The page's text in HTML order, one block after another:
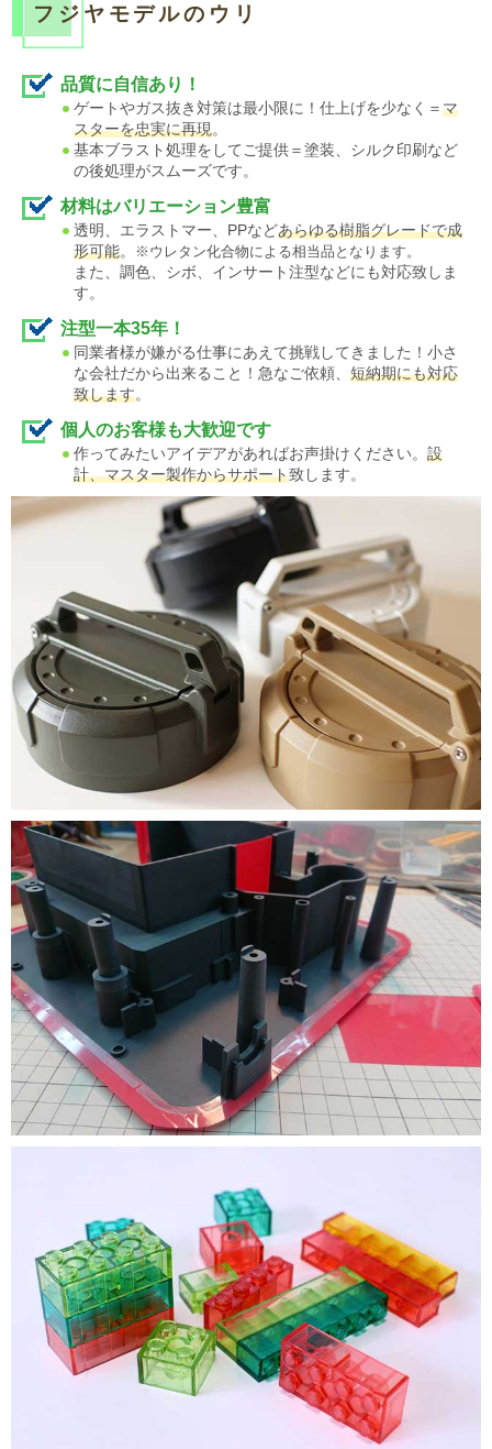
ソニック等のユニットバスを最大70％OFF。マンション・戸建ての
お風呂のリフォームは安心してご相談ください。
式としての葬儀に捉われず故人様、ご遺族様の想いに寄り添った家
族葬（31万円～）をご提案します。一日葬・直葬にも対応。365日
24時間TEL対応。
2月27日【新規掲載！】Lucefata[ルーチェファータ]（横浜
市）：シングルマザー・ひとり親向けの結婚相談所。丁寧な婚活サ
ポートで出会いから成婚まで支援します。無料相談受付中！
2月27日【新規掲載！】有限会社シンセツ（秦野市）：上下水道
設備工事や給湯器交換・水まわりリフォームを手がけ、キッチン・
浴室・トイレなど住まいの快適生活を地域密着でサポートします。
2月26日【リニューアル！】ティックコーポレーション株式会社
（台東区）：産業用ノズルVarioSprayシリーズは安定したスプレー
で非常に少量の液体を精密に、薄く、均一に噴霧。液体飛散もない
ありません。
2月26日【リニューアル！】ティックコーポレーション株式会社
（台東区）：工場・倉庫の暑さ対策を後付けで実現するミスト噴霧
システム。機器や段ボールもミストで濡らすことなく高温から守り
ます。
フジヤモデルのウリ
品質に自信あり！
ゲートやガス抜き対策は最小限に！仕上げを少なく＝マ
スターを忠実に再現。
基本ブラスト処理をしてご提供＝塗装、シルク印刷など
の後処理がスムーズです。
材料はバリエーション豊富
透明、エラストマー、PPなどあらゆる樹脂グレードで成
形可能。 ※ウレタン化合物による相当品となります。
また、調色、シボ、インサート注型などにも対応致しま
す。
注型一本35年！
同業者様が嫌がる仕事にあえて挑戦してきました！小さ
な会社だから出来ること！急なご依頼、 短納期にも対応
致します。
個人のお客様も大歓迎です
作ってみたいアイデアがあればお声掛けください。 設
計、マスター製作からサポート致します。